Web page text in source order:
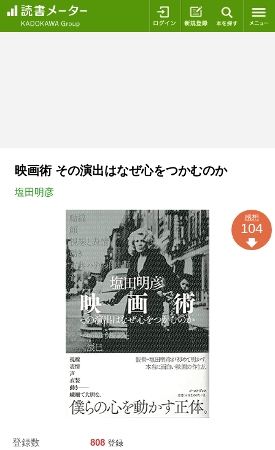
ログイン 新規登録
映画術 その演出はなぜ心をつかむのか
塩田明彦
登録数 808 登録
感想
104